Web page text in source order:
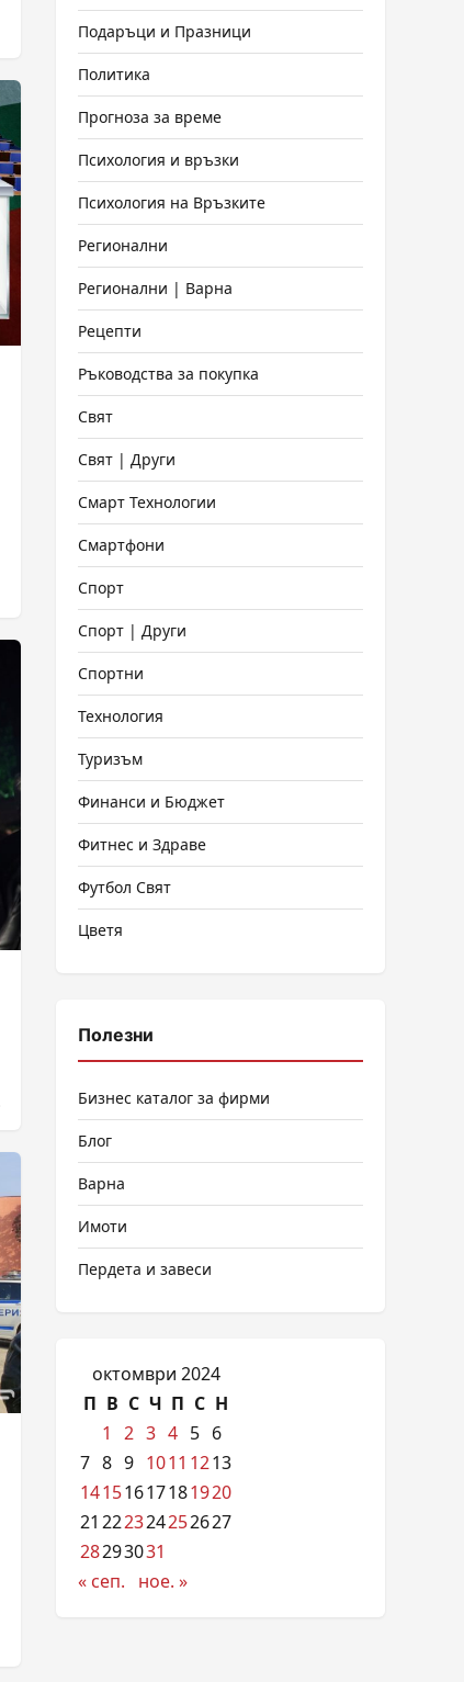
Подаръци и Празници
Политика
Прогноза за време
Психология и връзки
Психология на Връзките
Регионални
Регионални | Варна
Рецепти
Ръководства за покупка
Свят
Свят | Други
Смарт Технологии
Смартфони
Спорт
Спорт | Други
Спортни
Технология
Туризъм
Финанси и Бюджет
Фитнес и Здраве
Футбол Свят
Цветя
Полезни
Бизнес каталог за фирми
Блог
Варна
Имоти
Пердета и завеси
октомври 2024
П В С Ч П С Н
1
2 3 4 5 6
7 8 9 1011 1213
14151617181920
21 222324252627
28293031
« сеп.
ное. »